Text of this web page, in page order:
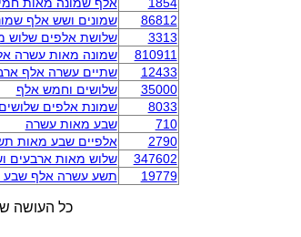
86812
שמונים ושש אלף
3313
שלושת אלפים שלוש
810911
שמונה מאות עשרה
12433
שתיים עשרה אלף
35000
שלושים וחמש אלף
8033
שמונת אלפים
710
שבע מאות עשרה
2790
אלפיים שבע מאות
347602
שלוש מאות ארבעים
19779
תשע עשרה אלף שבע
כל העושה